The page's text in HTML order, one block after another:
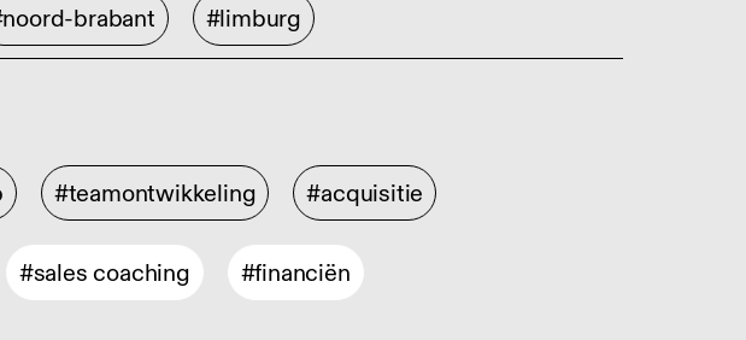
brabant #limburg
#teamontwikkeling #acquisitie
#sales coaching #financiën